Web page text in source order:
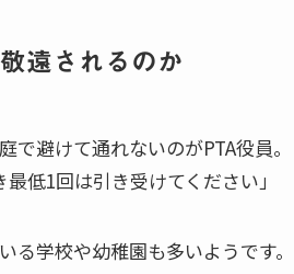
遠されるのか
で避けて通れないのがPTA役員。
最低1回は引き受けてください」
る学校や幼稚園も多いようです。